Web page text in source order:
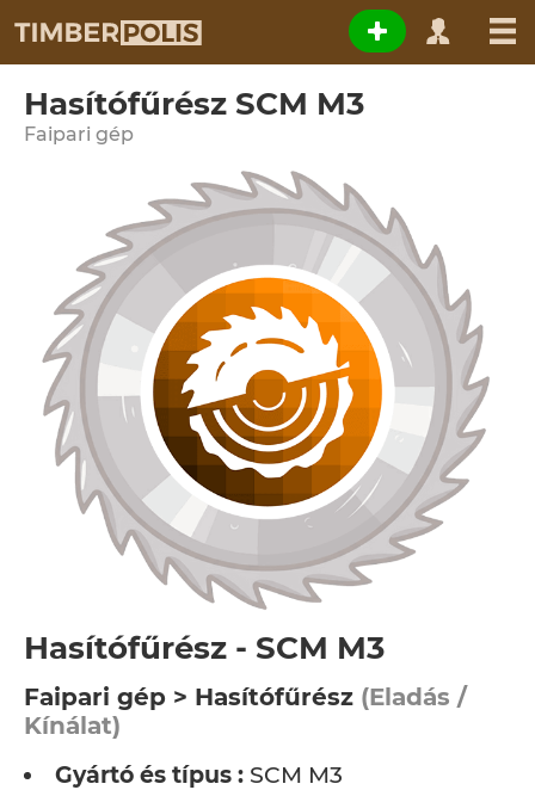
Hasítófűrész SCM M3
Faipari gép
Hasítófűrész - SCM M3
Faipari gép > Hasítófűrész (Eladás /
Kínálat)
Gyártó és típus : SCM M3